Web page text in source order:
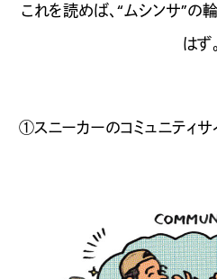
これを読めば、“ムシンサ”の
はず。
①スニーカーのコミュニティサ